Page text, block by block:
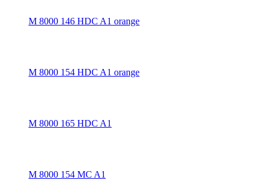
M 8000 146 HDC A1 orange
M 8000 154 HDC A1 orange
M 8000 165 HDC A1
M 8000 154 MC A1